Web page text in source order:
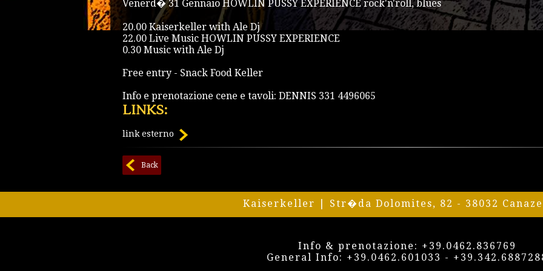
Venerd� 31 Gennaio HOWLIN PUSSY EXPERIENCE rock'n'roll, blues
20.00 Kaiserkeller with Ale Dj
22.00 Live Music HOWLIN PUSSY EXPERIENCE
0.30 Music with Ale Dj
Free entry - Snack Food Keller
Info e prenotazione cene e tavoli: DENNIS 331 4496065
LINKS:
link esterno
Back
Kaiserkeller | Str�da Dolomites, 82 - 38032
Info & prenotazione: +39.0462.836769
General Info: +39.0462.601033 -